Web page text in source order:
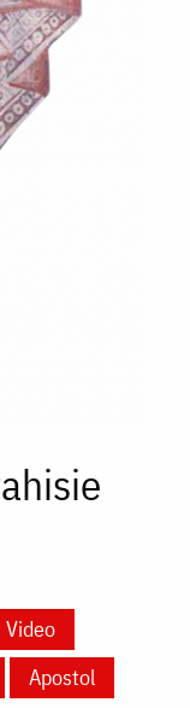
Video
Apostol